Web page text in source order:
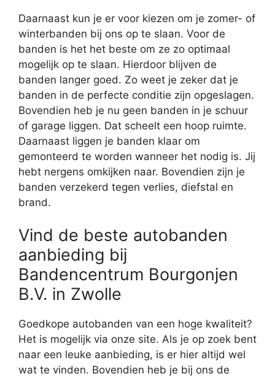
Daarnaast kun je er voor kiezen om je zomer- of
winterbanden bij ons op te slaan. Voor de
banden is het het beste om ze zo optimaal
mogelijk op te slaan. Hierdoor blijven de
banden langer goed. Zo weet je zeker dat je
banden in de perfecte conditie zijn opgeslagen.
Bovendien heb je nu geen banden in je schuur
of garage liggen. Dat scheelt een hoop ruimte.
Daarnaast liggen je banden klaar om
gemonteerd te worden wanneer het nodig is. Jij
hebt nergens omkijken naar. Bovendien zijn je
banden verzekerd tegen verlies, diefstal en
brand.
Vind de beste autobanden
aanbieding bij
Bandencentrum Bourgonjen
B.V. in Zwolle
Goedkope autobanden van een hoge kwaliteit?
Het is mogelijk via onze site. Als je op zoek bent
naar een leuke aanbieding, is er hier altijd wel
wat te vinden. Bovendien heb je bij ons de